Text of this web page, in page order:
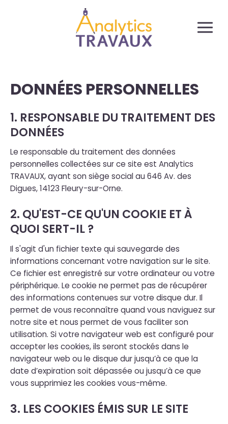
Panneau de gestion des cookies
DONNÉES PERSONNELLES
1. RESPONSABLE DU TRAITEMENT DES
DONNÉES
Le responsable du traitement des données
personnelles collectées sur ce site est Analytics
TRAVAUX, ayant son siège social au 646 Av. des
Digues, 14123 Fleury-sur-Orne.
2. QU'EST-CE QU'UN COOKIE ET À
QUOI SERT-IL ?
Il s'agit d'un fichier texte qui sauvegarde des
informations concernant votre navigation sur le site.
Ce fichier est enregistré sur votre ordinateur ou votre
périphérique. Le cookie ne permet pas de récupérer
des informations contenues sur votre disque dur. Il
permet de vous reconnaître quand vous naviguez sur
notre site et nous permet de vous faciliter son
utilisation. Si votre navigateur web est configuré pour
accepter les cookies, ils seront stockés dans le
navigateur web ou le disque dur jusqu’à ce que la
date d’expiration soit dépassée ou jusqu’à ce que
vous supprimiez les cookies vous-même.
3. LES COOKIES ÉMIS SUR LE SITE